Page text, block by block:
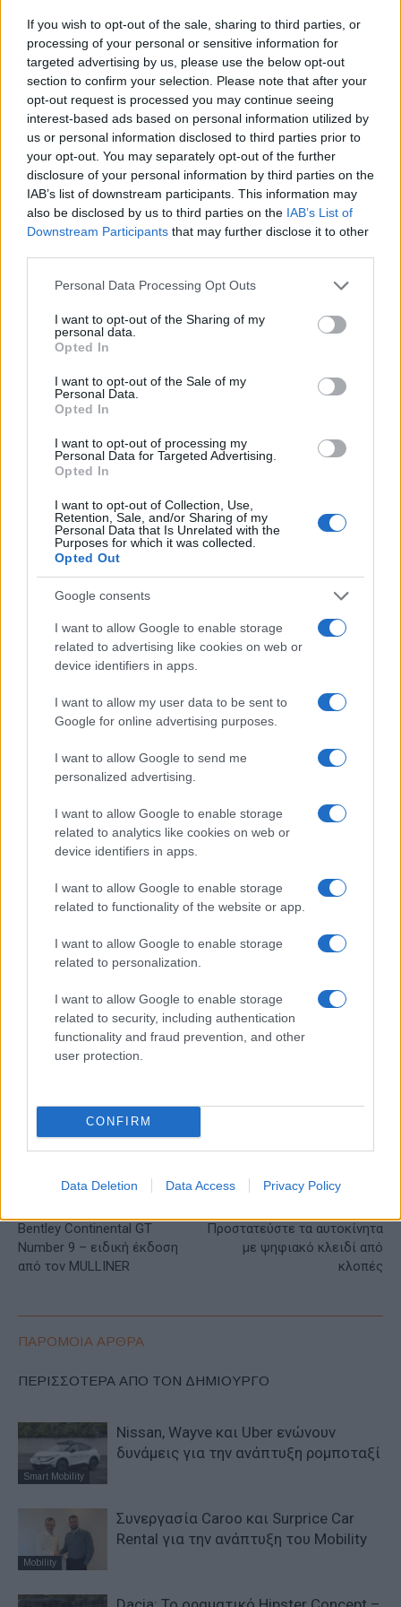
If you wish to opt-out of the sale, sharing to third parties, or
processing of your personal or sensitive information for
targeted advertising by us, please use the below opt-out
section to confirm your selection. Please note that after your
opt-out request is processed you may continue seeing
interest-based ads based on personal information utilized by
us or personal information disclosed to third parties prior to
your opt-out. You may separately opt-out of the further
disclosure of your personal information by third parties on the
IAB’s list of downstream participants. This information may
also be disclosed by us to third parties on the IAB’s List of
Downstream Participants that may further disclose it to other
Please note that this website/app uses one or more Google
not limited to your visit or usage behaviour. You may click to
grant or deny consent to Google and its third-party tags to
use your data for below specified purposes in below Google
consent section.
Personal Data Processing Opt Outs
I want to opt-out of the Sharing of my
personal data.
Opted In
I want to opt-out of the Sale of my
Personal Data.
Opted In
I want to opt-out of processing my
Personal Data for Targeted Advertising.
Opted In
I want to opt-out of Collection, Use,
Retention, Sale, and/or Sharing of my
Personal Data that Is Unrelated with the
Purposes for which it was collected.
Opted Out
Google consents
I want to allow Google to enable storage
related to advertising like cookies on web or
device identifiers in apps.
I want to allow my user data to be sent to
Google for online advertising purposes.
I want to allow Google to send me
personalized advertising.
I want to allow Google to enable storage
related to analytics like cookies on web or
device identifiers in apps.
I want to allow Google to enable storage
related to functionality of the website or app.
I want to allow Google to enable storage
related to personalization.
I want to allow Google to enable storage
related to security, including authentication
functionality and fraud prevention, and other
user protection.
CONFIRM
Data Deletion Data Access Privacy Policy
ΕΛΣΤΑΤ: Στο 3,4% υποχώρησε ο πληθωρισμός τον Ιούλιο
Χρηματοδότηση 8 εκατ.
ενημέρωσης- Ξεκίνησε το
πενταετές πρόγραμμα
ενίσχυσης του Τύπου
Metlen: Ρεκόρ EBITDA στο
ευρώ – Καθαρά κέρδη 313
Η Chery επενδύει 75 εκατ. δολάρια στην KG Mobility
Το FIAT 500 Hybrid τώρα
από 18.990 ευρώ
Ατρόμητος και Novibet
συνεχίζουν μαζί: Ανανέωση
της συνεργασίας τους μέχρι
18η συνεχόμενη χρονιά για τον ΟΤΕ στη διεθνή σειρά
Alpha Bank: Για πρώτη φορά το Αρχαίο Θέατρο Επιδαύρου
ΕΤΙΚΕΤΕΣ Apple bike sharing BVG Google
MaaS ride-hailing Trafi Volkswagen Group
Bentley Continental GT
Number 9 – ειδική έκδοση
από τον MULLINER
Προστατεύστε τα αυτοκίνητα
με ψηφιακό κλειδί από
κλοπές
ΠΑΡΟΜΟΙΑ ΑΡΘΡΑ
ΠΕΡΙΣΣΟΤΕΡΑ ΑΠΟ ΤΟΝ ΔΗΜΙΟΥΡΓΟ
Smart Mobility
Nissan, Wayve και Uber ενώνουν
δυνάμεις για την ανάπτυξη ρομποταξί
Mobility
Συνεργασία Caroo και Surprice Car
Rental για την ανάπτυξη του Mobility